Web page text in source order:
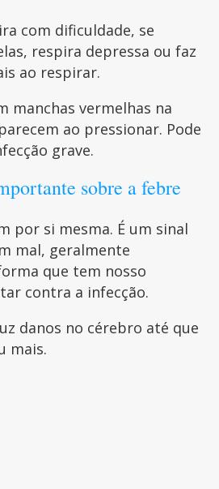
com dificuldade, se
respira depressa ou faz
ao respirar.
manchas vermelhas na
ao pressionar. Pode
grave.
sobre a febre
por si mesma. É um sinal
mal, geralmente
que tem nosso
contra a infecção.
danos no cérebro até que
mais.